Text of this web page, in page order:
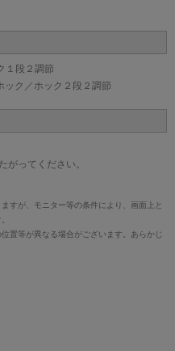
１段２調節
ック／ホック２段２調節
ってください。
すが、モニター等の条件により、画面上と
置等が異なる場合がございます。あらかじ